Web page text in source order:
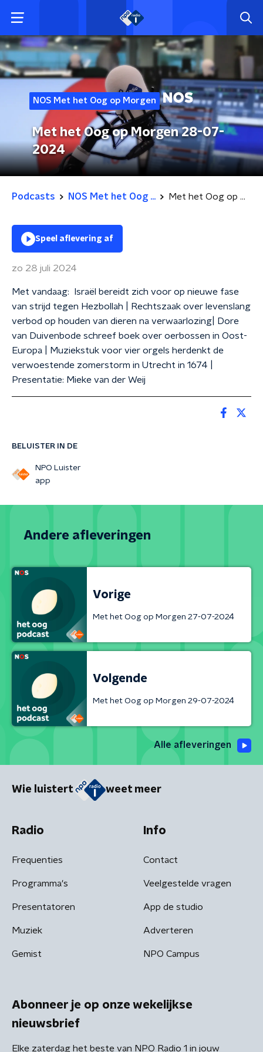
NOS Met het Oog op Morgen
Met het Oog op Morgen 28-07-
2024
Podcasts NOS Met het Oog ... Met het Oog op Morgen 28-07-2024
BELUISTER IN DE
NPO Luister
app
Speel aflevering af
zo 28 juli 2024
Met vandaag: Israël bereidt zich voor op nieuwe fase
van strijd tegen Hezbollah | Rechtszaak over levenslang
verbod op houden van dieren na verwaarlozing| Dore
van Duivenbode schreef boek over oerbossen in Oost-
Europa | Muziekstuk voor vier orgels herdenkt de
verwoestende zomerstorm in Utrecht in 1674 |
Presentatie: Mieke van der Weij
Andere afleveringen
Vorige
Met het Oog op Morgen 27-07-2024
Volgende
Met het Oog op Morgen 29-07-2024
Alle afleveringen
Wie luistert weet meer
Radio
Frequenties
Programma's
Presentatoren
Muziek
Gemist
Info
Contact
Veelgestelde vragen
App de studio
Adverteren
NPO Campus
Abonneer je op onze wekelijkse
nieuwsbrief
Elke zaterdag het beste van NPO Radio 1 in jouw